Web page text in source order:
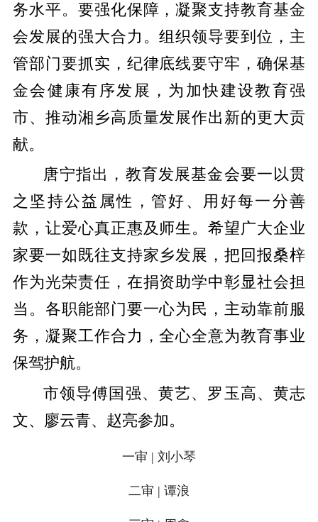
务水平。要强化保障，凝聚支持教育基金
会发展的强大合力。组织领导要到位，主
管部门要抓实，纪律底线要守牢，确保基
金会健康有序发展，为加快建设教育强
市、推动湘乡高质量发展作出新的更大贡
献。
唐宁指出，教育发展基金会要一以贯
之坚持公益属性，管好、用好每一分善
款，让爱心真正惠及师生。希望广大企业
家要一如既往支持家乡发展，把回报桑梓
作为光荣责任，在捐资助学中彰显社会担
当。各职能部门要一心为民，主动靠前服
务，凝聚工作合力，全心全意为教育事业
保驾护航。
市领导傅国强、黄艺、罗玉高、黄志
文、廖云青、赵亮参加。
一审 | 刘小琴
二审 | 谭浪